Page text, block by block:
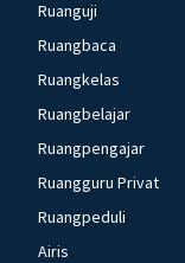
Ruanguji
Ruangbaca
Ruangkelas
Ruangbelajar
Ruangpengajar
Ruangguru Privat
Ruangpeduli
Airis